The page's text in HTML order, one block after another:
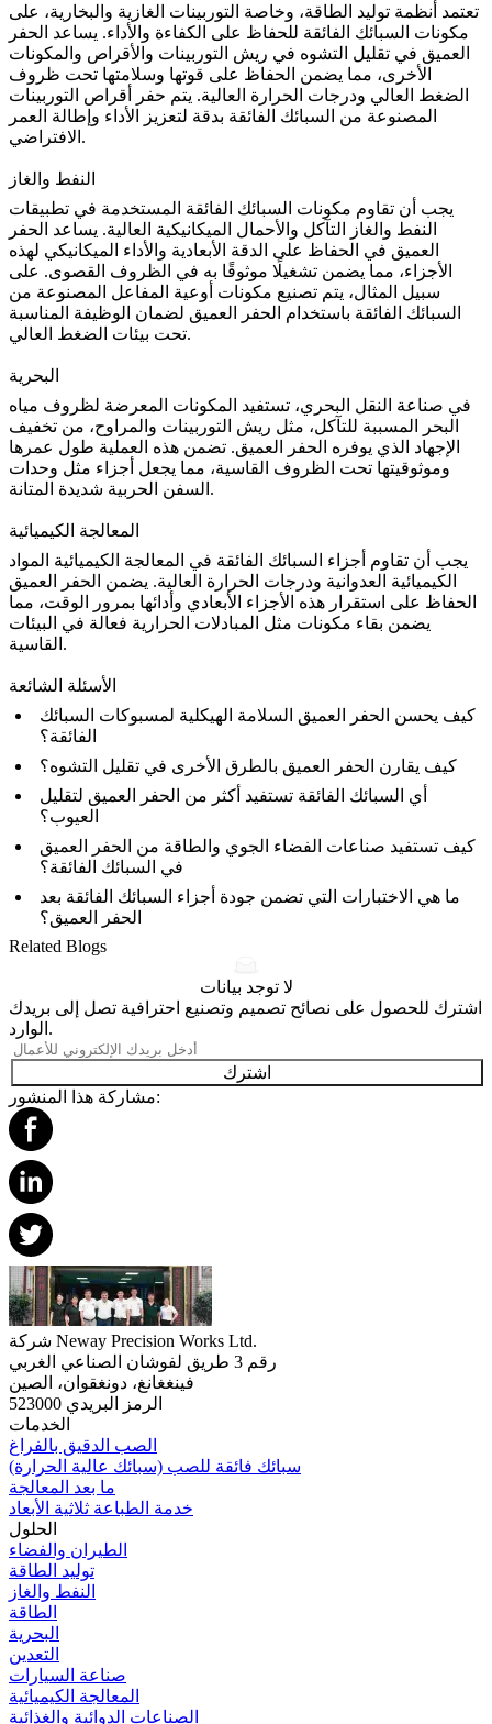
تعتمد أنظمة توليد الطاقة، وخاصة التوربينات الغازية والبخارية، على
مكونات السبائك الفائقة للحفاظ على الكفاءة والأداء. يساعد الحفر
العميق في تقليل التشوه في ريش التوربينات والأقراص والمكونات
الأخرى، مما يضمن الحفاظ على قوتها وسلامتها تحت ظروف
الضغط العالي ودرجات الحرارة العالية. يتم حفر أقراص التوربينات
المصنوعة من السبائك الفائقة بدقة لتعزيز الأداء وإطالة العمر
الافتراضي.
النفط والغاز
يجب أن تقاوم مكونات السبائك الفائقة المستخدمة في تطبيقات
النفط والغاز
التآكل والأحمال الميكانيكية العالية. يساعد الحفر
العميق في الحفاظ على الدقة الأبعادية والأداء الميكانيكي لهذه
الأجزاء، مما يضمن تشغيلًا موثوقًا به في الظروف القصوى. على
سبيل المثال، يتم تصنيع مكونات أوعية المفاعل المصنوعة من
السبائك الفائقة باستخدام الحفر العميق لضمان الوظيفة المناسبة
تحت بيئات الضغط العالي.
البحرية
في صناعة النقل البحري، تستفيد المكونات المعرضة لظروف مياه
البحر المسببة للتآكل، مثل ريش التوربينات والمراوح، من تخفيف
الإجهاد الذي يوفره الحفر العميق. تضمن هذه العملية طول عمرها
وموثوقيتها تحت الظروف القاسية، مما يجعل أجزاء مثل وحدات
السفن الحربية شديدة المتانة.
المعالجة الكيميائية
يجب أن تقاوم أجزاء السبائك الفائقة في المعالجة الكيميائية المواد
الكيميائية العدوانية ودرجات الحرارة العالية. يضمن الحفر العميق
الحفاظ على استقرار هذه الأجزاء الأبعادي وأدائها بمرور الوقت، مما
يضمن بقاء مكونات مثل المبادلات الحرارية فعالة في البيئات
القاسية.
الأسئلة الشائعة
كيف يحسن الحفر العميق السلامة الهيكلية لمسبوكات السبائك
الفائقة؟
كيف يقارن الحفر العميق بالطرق الأخرى في تقليل التشوه؟
أي السبائك الفائقة تستفيد أكثر من الحفر العميق لتقليل
العيوب؟
كيف تستفيد صناعات الفضاء الجوي والطاقة من الحفر العميق
في السبائك الفائقة؟
ما هي الاختبارات التي تضمن جودة أجزاء السبائك الفائقة بعد
الحفر العميق؟
Related Blogs
لا توجد بيانات
اشترك للحصول على نصائح تصميم وتصنيع احترافية تصل إلى بريدك
الوارد.
اشترك
مشاركة هذا المنشور:
شركة Neway Precision Works Ltd.
رقم 3 طريق لفوشان الصناعي الغربي
فينغغانغ، دونغقوان، الصين
الرمز البريدي 523000
الخدمات
الصب الدقيق بالفراغ
سبائك فائقة للصب (سبائك عالية الحرارة)
ما بعد المعالجة
خدمة الطباعة ثلاثية الأبعاد
الحلول
الطيران والفضاء
توليد الطاقة
النفط والغاز
الطاقة
البحرية
التعدين
صناعة السيارات
المعالجة الكيميائية
الصناعات الدوائية والغذائية